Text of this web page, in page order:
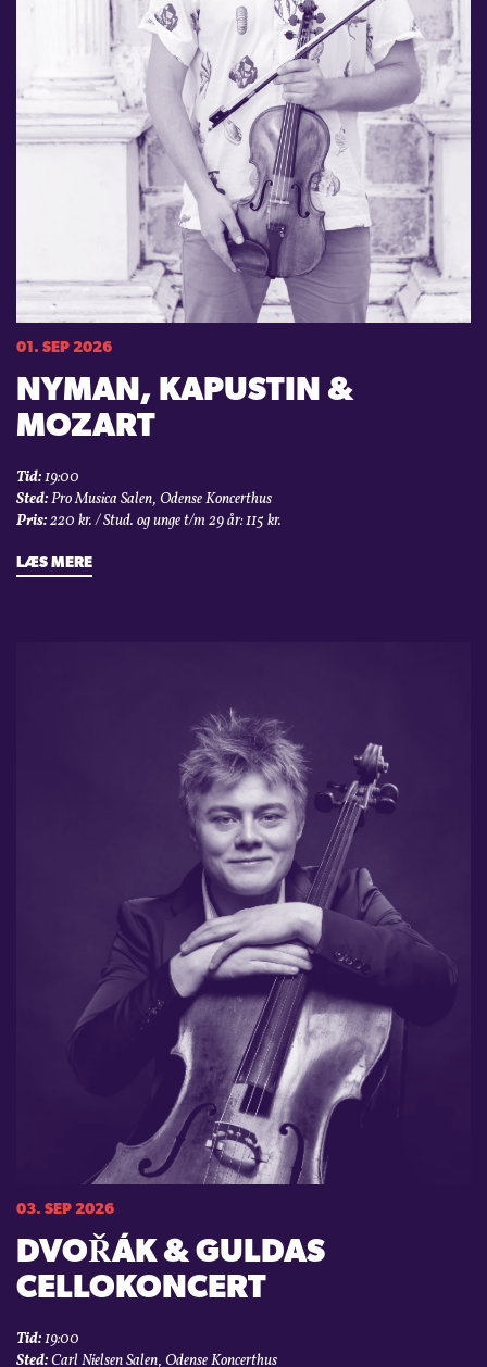
01. SEP 2026
NYMAN, KAPUSTIN &
MOZART
Tid:19:00
Sted:Pro Musica Salen, Odense Koncerthus
Pris:220 kr. / Stud. og unge t/m 29 år: 115 kr.
LÆS MERE
03. SEP 2026
DVOŘÁK & GULDAS
CELLOKONCERT
Tid:19:00
Sted:Carl Nielsen Salen, Odense Koncerthus